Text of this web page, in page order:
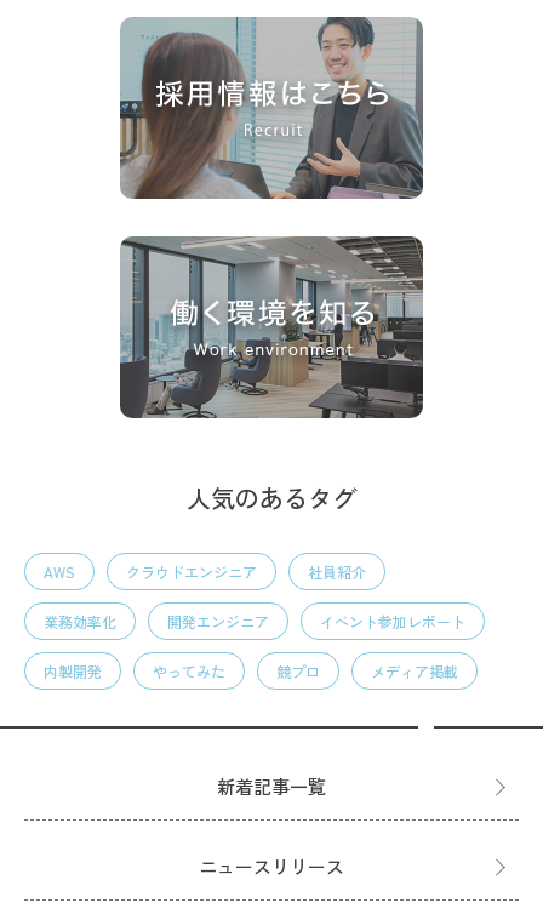
人気のあるタグ
AWS クラウドエンジニア 社員紹介
業務効率化 開発エンジニア イベント参加レポート
内製開発 やってみた 競プロ メディア掲載
新着記事一覧
ニュースリリース